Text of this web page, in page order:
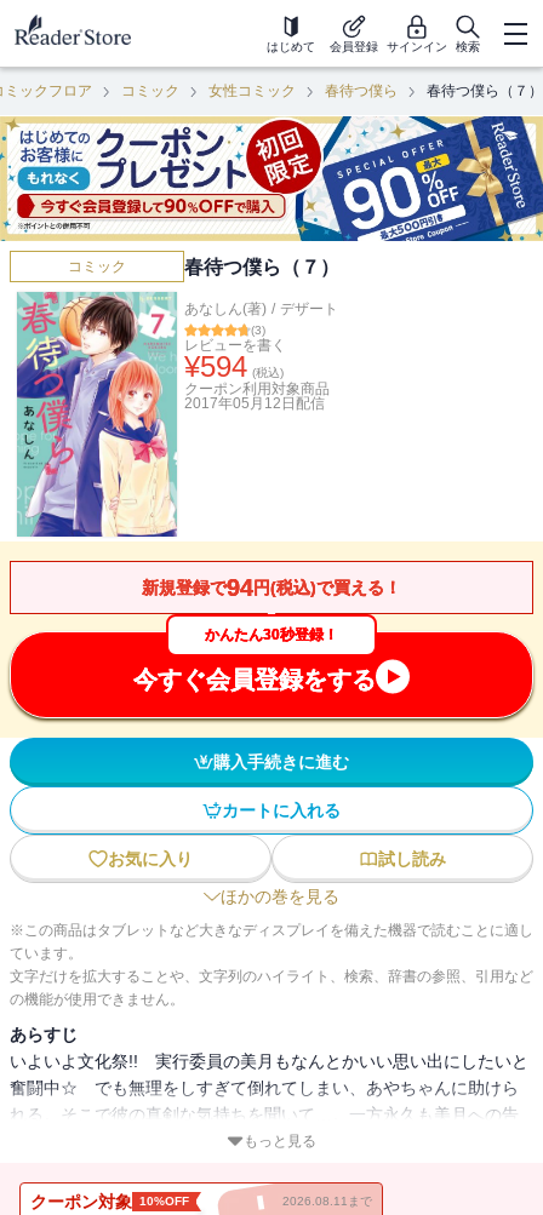
はじめて 会員登録 サインイン 検索
ミックフロア コミック 女性コミック 春待つ僕ら 春待つ僕ら（７）
コミック 春待つ僕ら（７）
あなしん(著) / デザート
(3)
レビューを書く
¥594 (税込)
クーポン利用対象商品
2017年05月12日 配信
新規登録で94円(税込)で買える！
かんたん30秒登録！
今すぐ会員登録をする
購入手続きに進む
カートに入れる
お気に入り
試し読み
ほかの巻を見る
※この商品はタブレットなど大きなディスプレイを備えた機器で読むことに適し
ています。
文字だけを拡大することや、文字列のハイライト、検索、辞書の参照、引用など
の機能が使用できません。
あらすじ
いよいよ文化祭!! 実行委員の美月もなんとかいい思い出にしたいと
奮闘中☆ でも無理をしすぎて倒れてしまい、あやちゃんに助けら
れる。そこで彼の真剣な気持ちを聞いて…。一方永久も美月への告
白を決意していて!? 140万部突破!! 笑えてトキめく青春ラブコメ
もっと見る
クーポン対象 10%OFF 2026.08.11まで